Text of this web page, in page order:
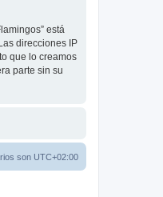
está
direcciones IP
que lo creamos
parte sin su
son UTC+02:00